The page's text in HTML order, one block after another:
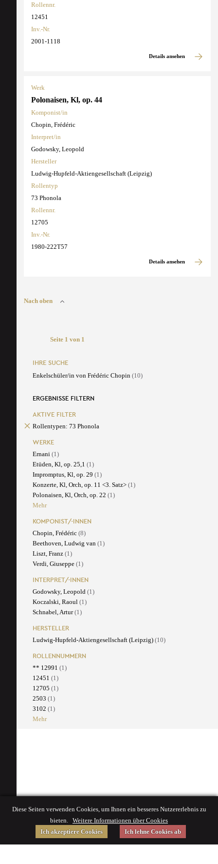
Rollennr.
12451
Inv.-Nr.
2001-1118
Details ansehen
Werk
Polonaisen, Kl, op. 44
Komponist/in
Chopin, Frédéric
Interpret/in
Godowsky, Leopold
Hersteller
Ludwig-Hupfeld-Aktiengesellschaft (Leipzig)
Rollentyp
73 Phonola
Rollennr.
12705
Inv.-Nr.
1980-222T57
Details ansehen
Nach oben
Seite 1 von 1
IHRE SUCHE
Enkelschüler/in von Frédéric Chopin (10)
ERGEBNISSE FILTERN
AKTIVE FILTER
Rollentypen: 73 Phonola
WERKE
Ernani (1)
Etüden, Kl, op. 25,1 (1)
Impromptus, Kl, op. 29 (1)
Konzerte, Kl, Orch, op. 11 <3. Satz> (1)
Polonaisen, Kl, Orch, op. 22 (1)
Mehr
KOMPONIST/-INNEN
Chopin, Frédéric (8)
Beethoven, Ludwig van (1)
Liszt, Franz (1)
Verdi, Giuseppe (1)
INTERPRET/-INNEN
Godowsky, Leopold (1)
Koczalski, Raoul (1)
Schnabel, Artur(1)
HERSTELLER
Ludwig-Hupfeld-Aktiengesellschaft (Leipzig) (10)
ROLLENNUMMERN
** 12991 (1)
12451 (1)
12705 (1)
2503 (1)
3102 (1)
Mehr
Diese Seiten verwenden Cookies, um Ihnen ein besseres Nutzererlebnis zu
bieten. Weitere Informationen über Cookies
Ich akzeptiere Cookies
Ich lehne Cookies ab